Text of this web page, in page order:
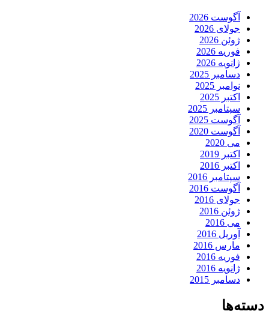
آگوست 2026
جولای 2026
ژوئن 2026
فوریه 2026
ژانویه 2026
دسامبر 2025
نوامبر 2025
اکتبر 2025
سپتامبر 2025
آگوست 2025
آگوست 2020
می 2020
اکتبر 2019
اکتبر 2016
سپتامبر 2016
آگوست 2016
جولای 2016
ژوئن 2016
می 2016
آوریل 2016
مارس 2016
فوریه 2016
ژانویه 2016
دسامبر 2015
دسته‌ها